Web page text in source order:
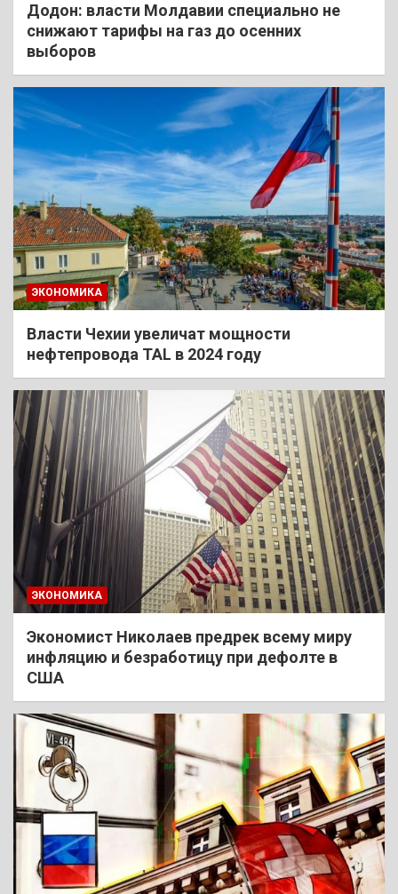
Додон: власти Молдавии специально не
снижают тарифы на газ до осенних
выборов
ЭКОНОМИКА
Власти Чехии увеличат мощности
нефтепровода TAL в 2024 году
ЭКОНОМИКА
Экономист Николаев предрек всему миру
инфляцию и безработицу при дефолте в
США